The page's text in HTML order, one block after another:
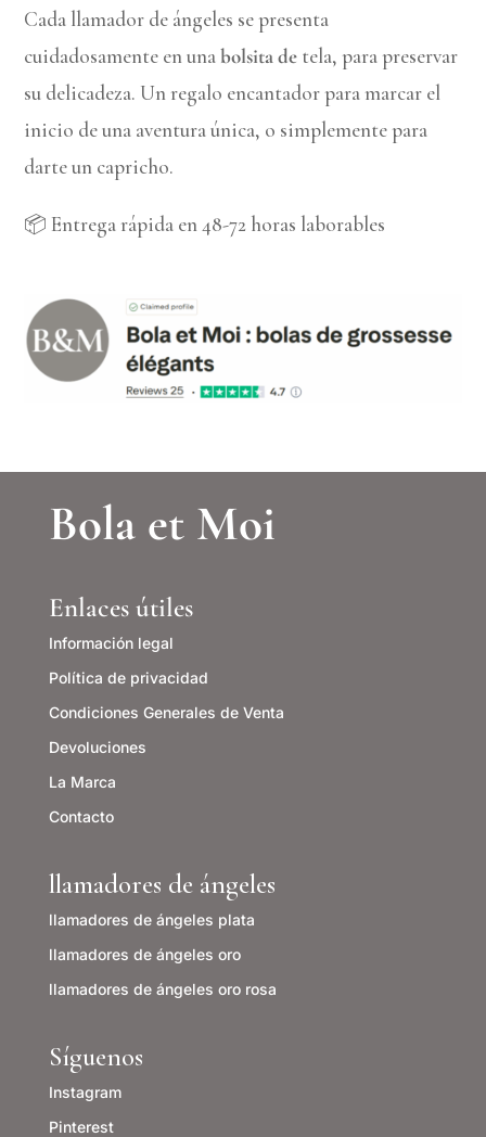
Cada llamador de ángeles se presenta
cuidadosamente en unabolsita de tela, para preservar
su delicadeza. Un regalo encantador para marcar el
inicio de una aventura única, o simplemente para
darte un capricho.
📦 Entrega rápida en 48-72 horas laborables
Bola et Moi
Enlaces útiles
Información legal
Política de privacidad
Condiciones Generales de Venta
Devoluciones
La Marca
Contacto
llamadores de ángeles
llamadores de ángeles plata
llamadores de ángeles oro
llamadores de ángeles oro rosa
Síguenos
Instagram
Pinterest